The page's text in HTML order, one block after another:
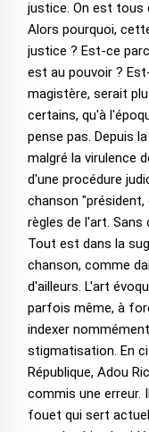
justice. On est tous
Alors pourquoi,
justice ? Est-ce
est au pouvoir ?
magistère, serait
certains, qu'à
pense pas. Depuis
malgré la virulence
d'une procédure
chanson
règles de l'art. Sans
Tout est dans la
chanson, comme
d'ailleurs. L'art
parfois même, à
indexer
stigmatisation. En
République, Adou
commis une
fouet qui sert